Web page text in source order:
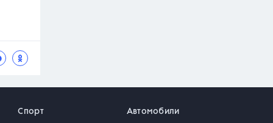
Спорт Автомобили